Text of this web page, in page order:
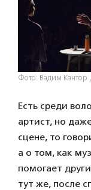
Фото: Вадим
Есть среди
артист, но
сцене, то
а о том, как
помогает
тут же, после